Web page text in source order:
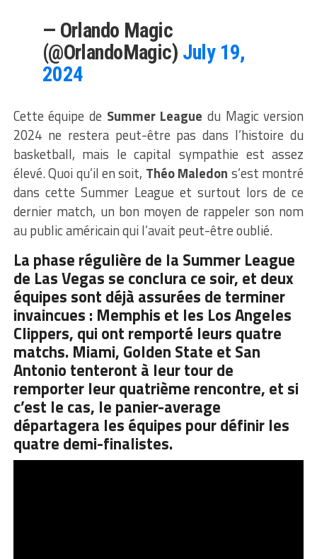
— Orlando Magic
(@OrlandoMagic) July 19,
2024
Cette équipe de Summer League du Magic version
2024 ne restera peut-être pas dans l’histoire du
basketball, mais le capital sympathie est assez
élevé. Quoi qu’il en soit, Théo Maledon s’est montré
dans cette Summer League et surtout lors de ce
dernier match, un bon moyen de rappeler son nom
au public américain qui l’avait peut-être oublié.
La phase régulière de la Summer League
de Las Vegas se conclura ce soir, et deux
équipes sont déjà assurées de terminer
invaincues : Memphis et les Los Angeles
Clippers, qui ont remporté leurs quatre
matchs. Miami, Golden State et San
Antonio tenteront à leur tour de
remporter leur quatrième rencontre, et si
c’est le cas, le panier-average
départagera les équipes pour définir les
quatre demi-finalistes.